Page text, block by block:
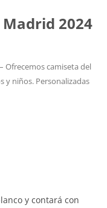
2024
Ofrecemos camiseta del
y niños. Personalizadas
y contará con